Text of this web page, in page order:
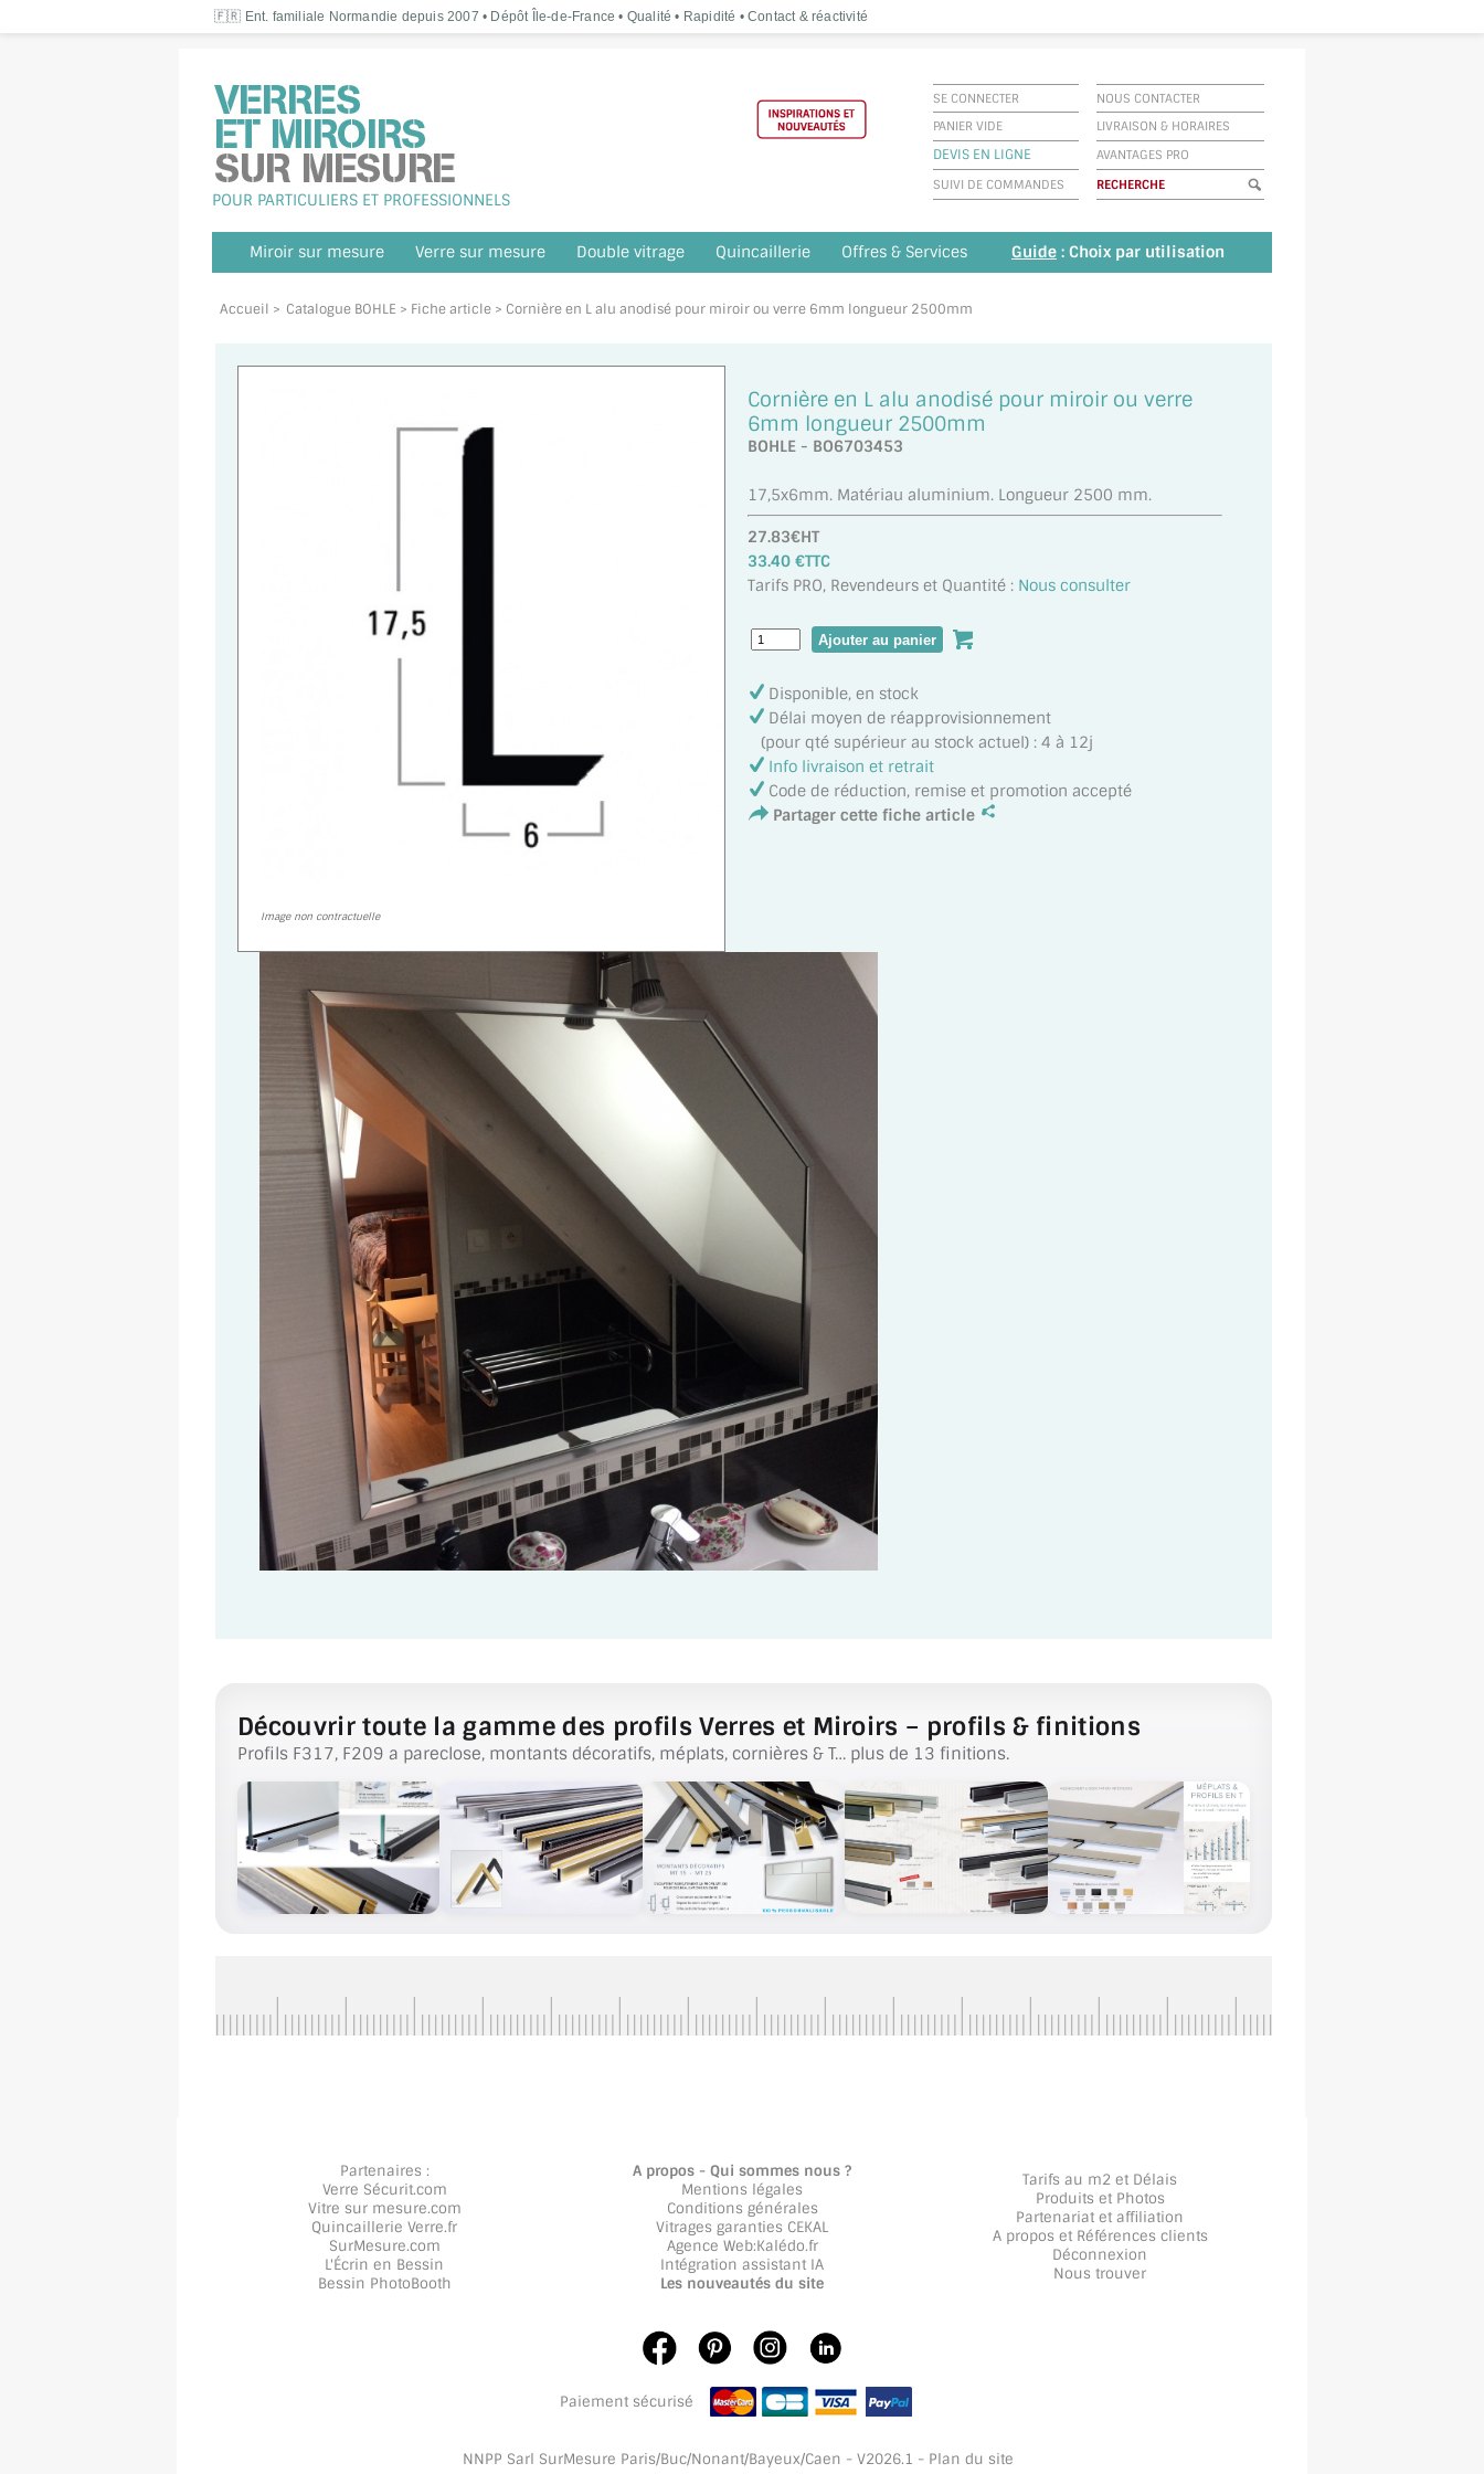
🇫🇷 Ent. familiale Normandie depuis 2007 • Dépôt Île-de-France • Qualité • Rapidité • Contact & réactivité
POUR PARTICULIERS ET PROFESSIONNELS
SE CONNECTER
NOUS CONTACTER
PANIER VIDE
LIVRAISON & HORAIRES
DEVIS EN LIGNE
AVANTAGES PRO
SUIVI DE COMMANDES
Miroir sur mesure Verre sur mesure Double vitrage Quincaillerie Offres & Services Guide : Choix par utilisation
Accueil > Catalogue BOHLE > Fiche article > Cornière en L alu anodisé pour miroir ou verre 6mm longueur 2500mm
Image non contractuelle
Cornière en L alu anodisé pour miroir ou verre
6mm longueur 2500mm
BOHLE - BO6703453
17,5x6mm. Matériau aluminium. Longueur 2500 mm.
27.83€HT
33.40 €TTC
Tarifs PRO, Revendeurs et Quantité : Nous consulter
Disponible, en stock
Délai moyen de réapprovisionnement
(pour qté supérieur au stock actuel) : 4 à 12j
Info livraison et retrait
Code de réduction, remise et promotion accepté
Partager cette fiche article
Découvrir toute la gamme des profils Verres et Miroirs – profils & finitions
Profils F317, F209 a pareclose, montants décoratifs, méplats, cornières & T… plus de 13 finitions.
Partenaires :
Verre Sécurit.com
Vitre sur mesure.com
Quincaillerie Verre.fr
SurMesure.com
L'Écrin en Bessin
Bessin PhotoBooth
A propos - Qui sommes nous ?
Mentions légales
Conditions générales
Vitrages garanties CEKAL
Agence Web:Kalédo.fr
Intégration assistant IA
Les nouveautés du site
Tarifs au m2 et Délais
Produits et Photos
Partenariat et affiliation
A propos et Références clients
Déconnexion
Nous trouver
Paiement sécurisé
NNPP Sarl SurMesure Paris/Buc/Nonant/Bayeux/Caen - V2026.1 - Plan du site